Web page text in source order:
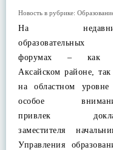
Новость в рубрике:
На
образовательных
форумах – как
Аксайском районе,
на областном
особое
привлек
заместителя
Управления